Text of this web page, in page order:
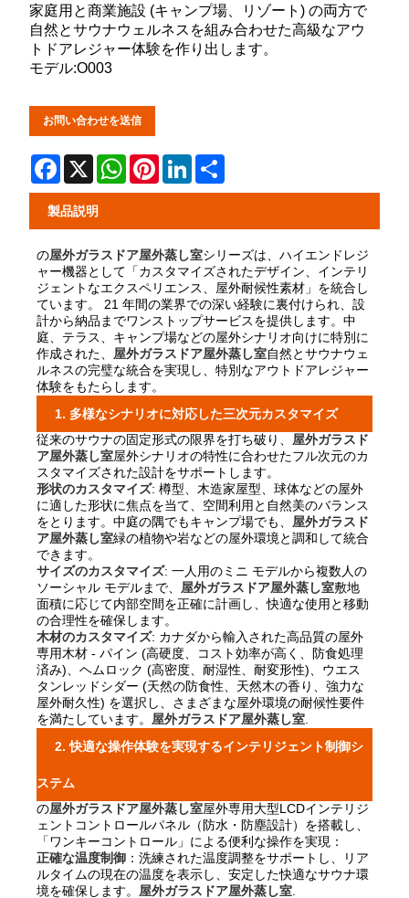
家庭用と商業施設 (キャンプ場、リゾート) の両方で
自然とサウナウェルネスを組み合わせた高級なアウ
トドアレジャー体験を作り出します。
モデル:O003
お問い合わせを送信
Facebook
X WhatsApp
PinterestLinkedIn
製品説明
の屋外ガラスドア屋外蒸し室シリーズは、ハイエンドレジ
ャー機器として「カスタマイズされたデザイン、インテリ
ジェントなエクスペリエンス、屋外耐候性素材」を統合し
ています。 21 年間の業界での深い経験に裏付けられ、設
計から納品までワンストップサービスを提供します。中
庭、テラス、キャンプ場などの屋外シナリオ向けに特別に
作成された、 屋外ガラスドア屋外蒸し室自然とサウナウェ
ルネスの完璧な統合を実現し、特別なアウトドアレジャー
体験をもたらします。
1. 多様なシナリオに対応した三次元カスタマイズ
従来のサウナの固定形式の限界を打ち破り、 屋外ガラスド
ア屋外蒸し室屋外シナリオの特性に合わせたフル次元のカ
スタマイズされた設計をサポートします。
形状のカスタマイズ: 樽型、木造家屋型、球体などの屋外
に適した形状に焦点を当て、空間利用と自然美のバランス
をとります。中庭の隅でもキャンプ場でも、 屋外ガラスド
ア屋外蒸し室緑の植物や岩などの屋外環境と調和して統合
できます。
サイズのカスタマイズ: 一人用のミニ モデルから複数人の
ソーシャル モデルまで、 屋外ガラスドア屋外蒸し室敷地
面積に応じて内部空間を正確に計画し、快適な使用と移動
の合理性を確保します。
木材のカスタマイズ: カナダから輸入された高品質の屋外
専用木材 - パイン (高硬度、コスト効率が高く、防食処理
済み)、ヘムロック (高密度、耐湿性、耐変形性)、ウエス
タンレッドシダー (天然の防食性、天然木の香り、強力な
屋外耐久性) を選択し、さまざまな屋外環境の耐候性要件
を満たしています。 屋外ガラスドア屋外蒸し室
2. 快適な操作体験を実現するインテリジェント制御シ
ステム
の屋外ガラスドア屋外蒸し室屋外専用大型LCDインテリジ
ェントコントロールパネル（防水・防塵設計）を搭載し、
「ワンキーコントロール」による便利な操作を実現：
正確な温度制御 ：洗練された温度調整をサポートし、リア
ルタイムの現在の温度を表示し、安定した快適なサウナ環
境を確保します。 屋外ガラスドア屋外蒸し室